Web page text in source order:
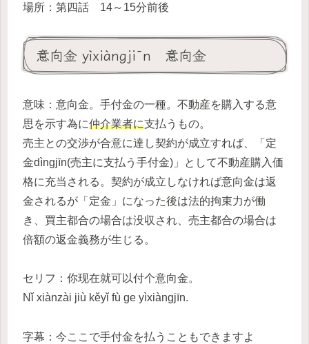
場所：第四話 14～15分前後
意向金 yìxiàngjīn 意向金
意味：意向金。手付金の一種。不動産を購入する意
思を示す為に仲介業者に支払うもの。
売主との交渉が合意に達し契約が成立すれば、「定
金dìngjīn(売主に支払う手付金)」として不動産購入価
格に充当される。契約が成立しなければ意向金は返
金されるが「定金」になった後は法的拘束力が働
き、買主都合の場合は没収され、売主都合の場合は
倍額の返金義務が生じる。
セリフ：你现在就可以付个意向金。
Nǐ xiànzài jiù kěyǐ fù ge yìxiàngjīn.
字幕：今ここで手付金を払うこともできますよ